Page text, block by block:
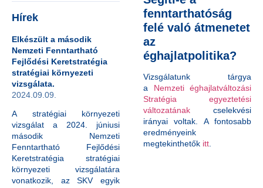
Hírek
Elkészült a második
Nemzeti Fenntartható
Fejlődési Keretstratégia
stratégiai környezeti
vizsgálata.
2024.09.09.
A stratégiai környezeti
vizsgálat a 2024. júniusi
második Nemzeti
Fenntartható Fejlődési
Keretstratégia stratégiai
környezeti vizsgálatára
vonatkozik, az SKV egyik
fenntarthatóság
felé való átmenetet
az
éghajlatpolitika?
Vizsgálatunk tárgya
a Nemzeti éghajlatváltozási
Stratégia egyeztetési
változatának cselekvési
irányai voltak. A fontosabb
eredményeink
megtekinthetők itt